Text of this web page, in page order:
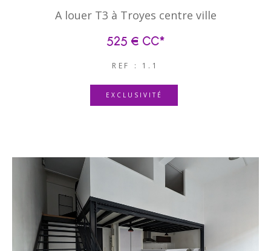
A louer T3 à Troyes centre ville
525 € CC*
REF : 1.1
EXCLUSIVITÉ